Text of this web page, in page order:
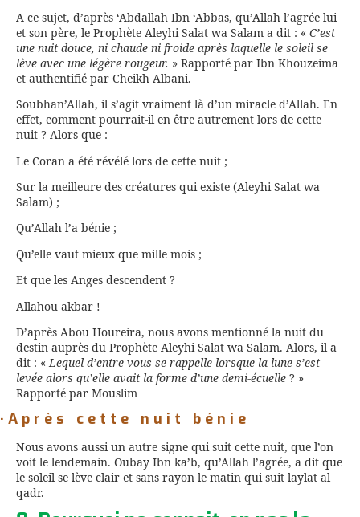
A ce sujet, d’après ‘Abdallah Ibn ‘Abbas, qu’Allah l’agrée lui
et son père, le Prophète Aleyhi Salat wa Salam a dit : « C’est
une nuit douce, ni chaude ni froide après laquelle le soleil se
lève avec une légère rougeur. » Rapporté par Ibn Khouzeima
et authentifié par Cheikh Albani.
Soubhan’Allah, il s’agit vraiment là d’un miracle d’Allah. En
effet, comment pourrait-il en être autrement lors de cette
nuit ? Alors que :
Le Coran a été révélé lors de cette nuit ;
Sur la meilleure des créatures qui existe (Aleyhi Salat wa
Salam) ;
Qu’Allah l’a bénie ;
Qu’elle vaut mieux que mille mois ;
Et que les Anges descendent ?
Allahou akbar !
D’après Abou Houreira, nous avons mentionné la nuit du
destin auprès du Prophète Aleyhi Salat wa Salam. Alors, il a
dit : «Lequel d’entre vous se rappelle lorsque la lune s’est
levée alors qu’elle avait la forme d’une demi-écuelle ? »
Rapporté par Mouslim
·Après cette nuit bénie
Nous avons aussi un autre signe qui suit cette nuit, que l’on
voit le lendemain. Oubay Ibn ka’b, qu’Allah l’agrée, a dit que
le soleil se lève clair et sans rayon le matin qui suit laylat al
qadr.